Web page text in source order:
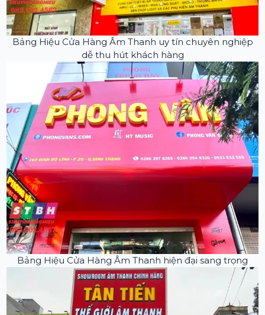
Bảng Hiệu Cửa Hàng Âm Thanh uy tín chuyên nghiệp
dễ thu hút khách hàng
Bảng Hiệu Cửa Hàng Âm Thanh hiện đại sang trọng